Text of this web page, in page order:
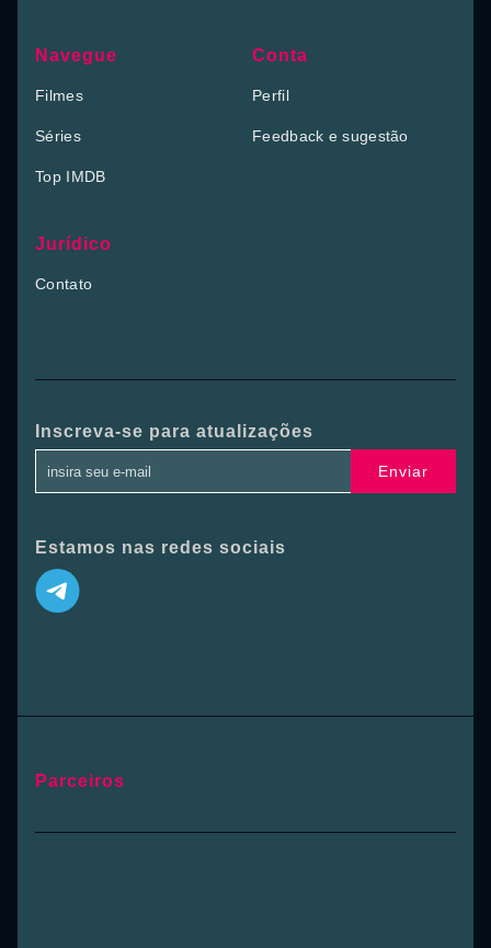
Navegue
Filmes
Séries
Top IMDB
Conta
Perfil
Feedback e sugestão
Jurídico
Contato
Inscreva-se para atualizações
Enviar
Estamos nas redes sociais
Parceiros